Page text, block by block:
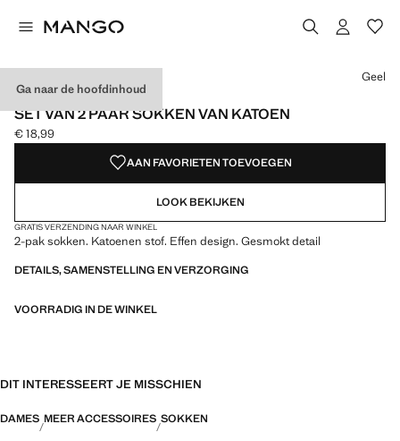
Ga naar de hoofdinhoud
NEW NOW
SET VAN 2 PAAR SOKKEN VAN KATOEN
Huidige prijs [€ 18,99 ]
€ 18,99
Kies een kleur
Kleur Geel geselecteerd
Kleur Bordeaux
Kleur Lichtroze
Geel
AAN FAVORIETEN TOEVOEGEN
LOOK BEKIJKEN
GRATIS VERZENDING NAAR WINKEL
2-pak sokken. Katoenen stof. Effen design. Gesmokt detail
DETAILS, SAMENSTELLING EN VERZORGING
VOORRADIG IN DE WINKEL
DIT INTERESSEERT JE MISSCHIEN
DAMES MEER ACCESSOIRES SOKKEN